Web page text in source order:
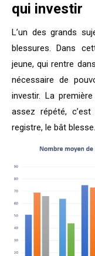
qui investir
L’un des grands
blessures. Dans
jeune, qui rentre
nécessaire de
investir. La
assez répété,
registre, le bât blesse.